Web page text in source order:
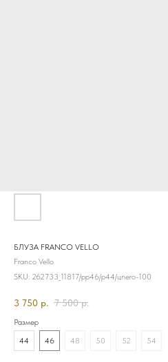
БЛУЗА FRANCO VELLO
Franco Vello
SKU: 262733_11817/рр46/р44/цnero-100
3 750 р. 7 500 р.
Размер
44
46 48 50 52 54